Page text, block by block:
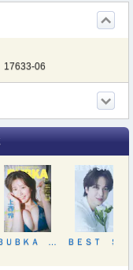
17633-06